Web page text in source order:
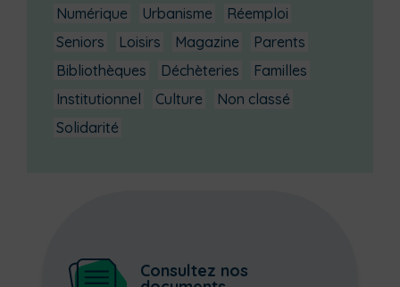
Numérique
Urbanisme
Réemploi
Seniors
Loisirs Magazine
Parents
Bibliothèques
Déchèteries
Familles
Institutionnel
Culture
Non classé
Solidarité
Consultez nos